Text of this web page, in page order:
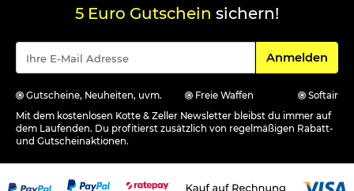
5 Euro Gutschein sichern!
Für den
Anmelden
Gutscheine, Neuheiten, uvm. Freie Waffen
Softair
Mit dem kostenlosen Kotte & Zeller Newsletter bleibst du immer auf
dem Laufenden. Du profitierst zusätzlich von regelmäßigen Rabatt-
und Gutscheinaktionen.